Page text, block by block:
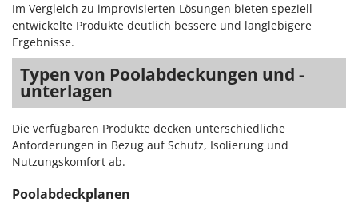
Im Vergleich zu improvisierten Lösungen bieten speziell
entwickelte Produkte deutlich bessere und langlebigere
Ergebnisse.
Typen von Poolabdeckungen und -
unterlagen
Die verfügbaren Produkte decken unterschiedliche
Anforderungen in Bezug auf Schutz, Isolierung und
Nutzungskomfort ab.
Poolabdeckplanen